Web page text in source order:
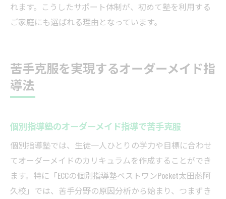
れます。こうしたサポート体制が、初めて塾を利用する
ご家庭にも選ばれる理由となっています。
苦手克服を実現するオーダーメイド指
導法
個別指導塾のオーダーメイド指導で苦手克服
個別指導塾では、生徒一人ひとりの学力や目標に合わせ
てオーダーメイドのカリキュラムを作成することができ
ます。特に「ECCの個別指導塾ベストワンPocket太田藤阿
久校」では、苦手分野の原因分析から始まり、つまずき